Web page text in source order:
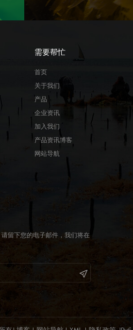
需要帮忙
首页
关于我们
产品
企业资讯
加入我们
产品资讯博客
网站导航
留下您的电子邮件，我们将在